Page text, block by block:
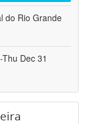
do Rio Grande
Dec 31